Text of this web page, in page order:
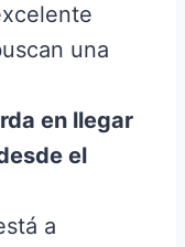
una
en llegar
el
a